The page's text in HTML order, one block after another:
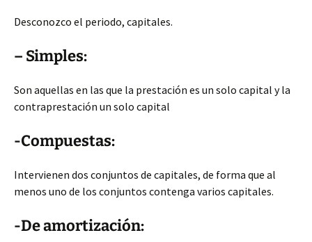
Desconozco el periodo, capitales.
– Simples:
Son aquellas en las que la prestación es un solo capital y la
contraprestación un solo capital
-Compuestas:
Intervienen dos conjuntos de capitales, de forma que al
menos uno de los conjuntos contenga varios capitales.
-De amortización: